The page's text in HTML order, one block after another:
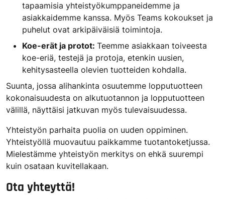
tapaamisia yhteistyökumppaneidemme ja
asiakkaidemme kanssa. Myös Teams kokoukset ja
puhelut ovat arkipäiväisiä toimintoja.
Koe-erät ja protot: Teemme asiakkaan toiveesta
koe-eriä, testejä ja protoja, etenkin uusien,
kehitysasteella olevien tuotteiden kohdalla.
Suunta, jossa alihankinta osuutemme lopputuotteen
kokonaisuudesta on alkutuotannon ja lopputuotteen
välillä, näyttäisi jatkuvan myös tulevaisuudessa.
Yhteistyön parhaita puolia on uuden oppiminen.
Yhteistyöllä muovautuu paikkamme tuotantoketjussa.
Mielestämme yhteistyön merkitys on ehkä suurempi
kuin osataan kuvitellakaan.
Ota yhteyttä!